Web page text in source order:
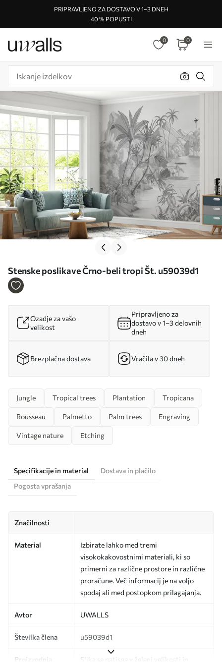
PRIPRAVLJENO ZA DOSTAVO V 1–3 DNEH
40 % POPUSTI
0 0
Stenske poslikave Črno-beli tropi Št. u59039d1
Ozadje za vašo
velikost
Pripravljeno za
dostavo v 1–3 delovnih
dneh
Brezplačna dostava Vračila v 30 dneh
Jungle Tropical trees Plantation Tropicana
Rousseau Palmetto Palm trees Engraving
Vintage nature Etching
Specifikacije in material
Dostava in plačilo
Pogosta vprašanja
Značilnosti
Material
Izbirate lahko med tremi
visokokakovostnimi materiali, ki so
primerni za različne prostore in različne
proračune. Več informacij je na voljo
spodaj ali med postopkom prilagajanja.
Avtor UWALLS
Številka člena u59039d1
Proizvodnja
Slika se natisne v želeni velikosti in